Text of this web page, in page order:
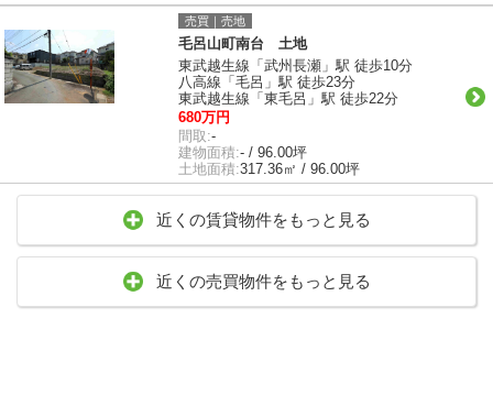
売買｜売地
毛呂山町南台 土地
東武越生線「武州長瀬」駅 徒歩10分
八高線「毛呂」駅 徒歩23分
東武越生線「東毛呂」駅 徒歩22分
680万円
間取:-
建物面積:- / 96.00坪
土地面積:317.36㎡ / 96.00坪
近くの賃貸物件をもっと見る
近くの売買物件をもっと見る